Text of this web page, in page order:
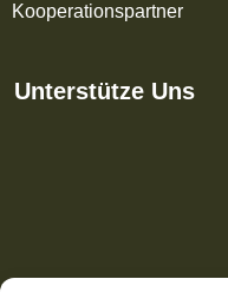
Kooperationspartner
Unterstütze Uns